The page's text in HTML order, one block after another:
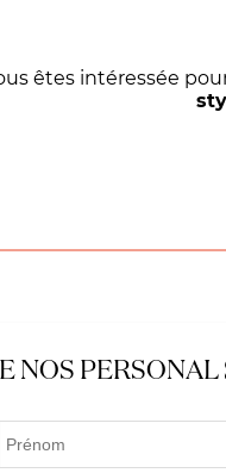
êtes intéressée
NOS PERSONAL